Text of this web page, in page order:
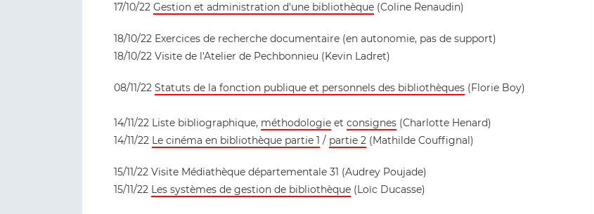
17/10/22 Gestion et administration d'une bibliothèque (Coline Renaudin)
18/10/22 Exercices de recherche documentaire (en autonomie, pas de support)
18/10/22 Visite de l'Atelier de Pechbonnieu (Kevin Ladret)
08/11/22 Statuts de la fonction publique et personnels des bibliothèques (Florie Boy)
14/11/22 Liste bibliographique, méthodologie et consignes (Charlotte Henard)
14/11/22 Le cinéma en bibliothèque partie 1 / partie 2 (Mathilde Couffignal)
15/11/22 Visite Médiathèque départementale 31 (Audrey Poujade)
15/11/22 Les systèmes de gestion de bibliothèque (Loïc Ducasse)